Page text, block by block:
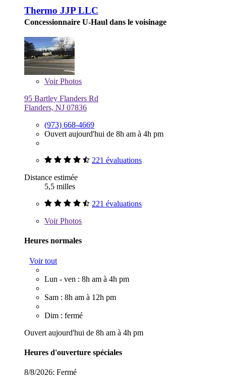
Thermo JJP LLC
Concessionnaire U-Haul dans le voisinage
VoirPhotos
95 Bartley Flanders Rd
Flanders, NJ 07836
(973) 668-4669
Ouvert aujourd'hui de 8h am à 4h pm
221 évaluations
Distance estimée
5,5 milles
221 évaluations
VoirPhotos
Heures normales
Voir tout
Lun - ven : 8h am à 4h pm
Sam : 8h am à 12h pm
Dim : fermé
Ouvert aujourd'hui de 8h am à 4h pm
Heures d'ouverture spéciales
8/8/2026: Fermé